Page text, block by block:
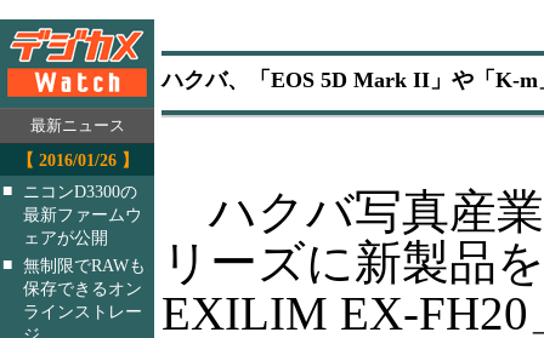
最新ニュース
【 2016/01/26 】
■
ニコンD3300の
最新ファームウ
ェアが公開
■ 無制限でRAWも
保存できるオン
ラインストレー
ハクバ、「EOS 5D Mark II」や「K-
ハクバ写真産
リーズに新製品
EXILIM EX-FH20